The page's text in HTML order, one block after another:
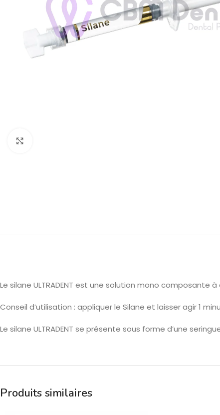
Le silane ULTRADENT est une solution mono composante à
Conseil d’utilisation : appliquer le Silane et laisser agir 1
Le silane ULTRADENT se présente sous forme d’une
Produits similaires